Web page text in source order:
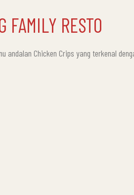
FAMILY RESTO
andalan Chicken Crips yang terkenal